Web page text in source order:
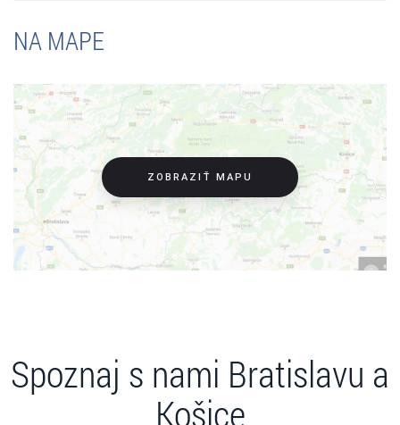
NA MAPE
ZOBRAZIŤ MAPU
Spoznaj s nami Bratislavu a
Košice